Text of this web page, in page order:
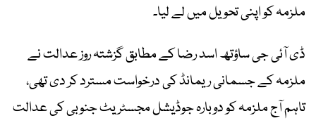
ملزمہ کو اپنی تحویل میں لے لیا۔
ڈی آئی جی ساؤتھ اسد رضا کے مطابق گزشتہ روز عدالت نے
ملزمہ کے جسمانی ریمانڈ کی درخواست مسترد کر دی تھی،
تاہم آج ملزمہ کو دوبارہ جوڈیشل مجسٹریٹ جنوبی کی عدالت